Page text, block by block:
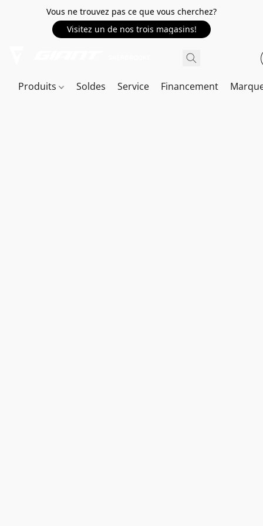
Vous ne trouvez pas ce que vous cherchez?
Visitez un de nos trois magasins!
Produits Soldes Service Financement